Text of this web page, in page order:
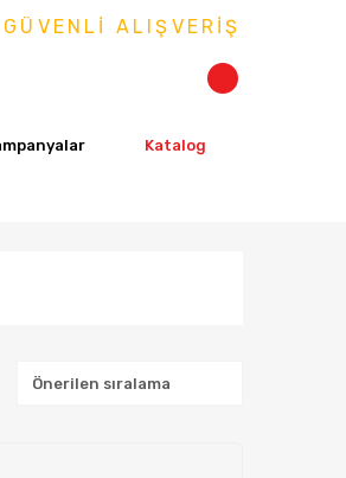
ALIŞVERİŞ
Katalog